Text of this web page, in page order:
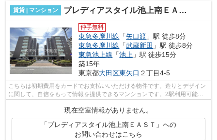
賃貸 | マンション プレディアスタイル池上南ＥＡＳＴ
仲手無料
東急多摩川線 「矢口渡 」駅 徒歩8分
東急多摩川線 「武蔵新田 」駅 徒歩8分
東急池上線 「池上 」駅 徒歩15分
築15年
東京都大田区東矢口 ２丁目4-5
こちらは初期費用をカードでお支払いいただける物件です。造りとデザイン
に関して、自信をもって情報を提供できるマンションです。2駅利用可能な
現在空室情報がありません。
「プレディアスタイル池上南ＥＡＳＴ」への
お問い合わせはこちら